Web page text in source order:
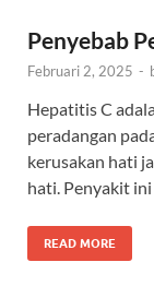
Penyebab
Februari 2, 2025 -
Hepatitis C
peradangan
kerusakan hati
hati. Penyakit
READ MORE